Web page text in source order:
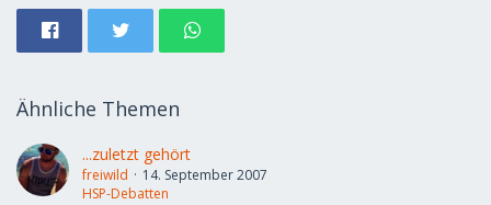
Ähnliche Themen
...zuletzt gehört
freiwild
14. September 2007
HSP-Debatten